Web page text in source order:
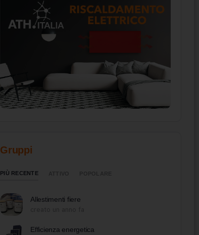
Gruppi
PIÙ RECENTE
Allestimenti fiere
Efficienza energetica